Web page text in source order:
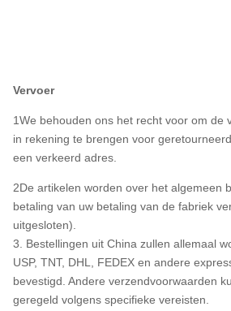
Vervoer
1We behouden ons het recht voor om de
in rekening te brengen voor
een verkeerd adres.
2De artikelen worden over het algemeen
betaling van uw betaling van de fabriek
uitgesloten).
3. Bestellingen uit China zullen allemaal
USP, TNT, DHL, FEDEX en andere
bevestigd. Andere verzendvoorwaarden
geregeld volgens specifieke vereisten.